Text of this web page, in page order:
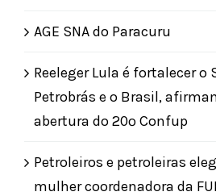
AGE SNA do Paracuru
Reeleger Lula é fortalecer o
Petrobrás e o Brasil,
abertura do 20º Confup
Petroleiros e petroleiras
mulher coordenadora da